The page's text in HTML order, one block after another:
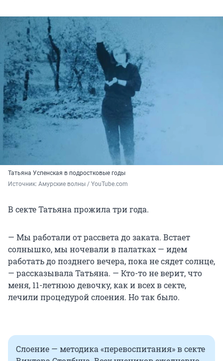
Татьяна Успенская в подростковые годы
Источник: Амурские волны / YouTube.com
В секте Татьяна прожила три года.
— Мы работали от рассвета до заката. Встает
солнышко, мы ночевали в палатках — идем
работать до позднего вечера, пока не сядет солнце,
— рассказывала Татьяна. — Кто-то не верит, что
меня, 11-летнюю девочку, как и всех в секте,
лечили процедурой слоения. Но так было.
Слоение — методика «перевоспитания» в секте